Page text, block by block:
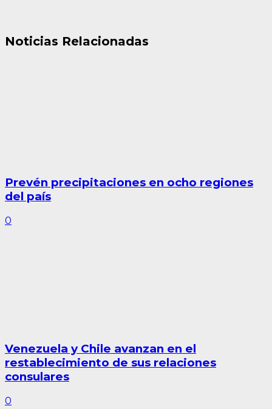
Noticias Relacionadas
Prevén precipitaciones en ocho regiones
del país
0
Venezuela y Chile avanzan en el
restablecimiento de sus relaciones
consulares
0